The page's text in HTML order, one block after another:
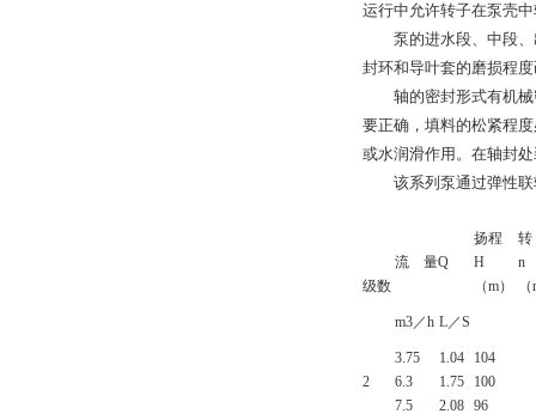
运行中允许转子在泵壳
泵的进水段、中段、
封环和导叶套的磨损程
轴的密封形式有机械
要正确，填料的松紧程
或水润滑作用。在轴封
该系列泵通过弹性联
级数
流 量Q
扬程
H
n
（m）
m3／h L／S
2
3.75 1.04 104
6.3 1.75
100
7.5
2.08 96